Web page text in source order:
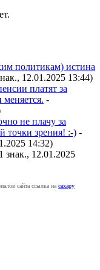
политикам) истина
12.01.2025 13:44)
платят за
меняется. -
не плачу за
точки зрения! :-) -
14:32)
знак., 12.01.2025
сайта ссылка на caxapу